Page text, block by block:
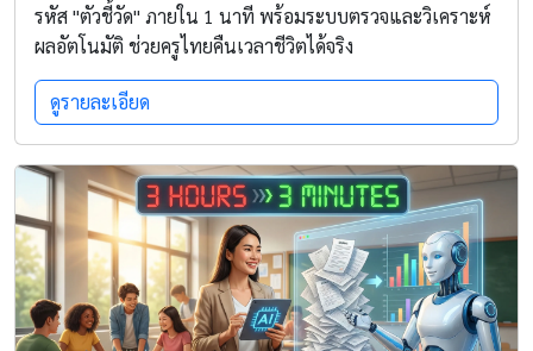
รหัส "ตัวชี้วัด" ภายใน 1 นาที พร้อมระบบตรวจและวิเคราะห์
ผลอัตโนมัติ ช่วยครูไทยคืนเวลาชีวิตได้จริง
ดูรายละเอียด